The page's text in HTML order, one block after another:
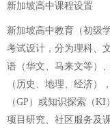
新加坡高中课程设置
新加坡高中教育（初级
考试设计，分为理科、
语（华文、马来文等）
（历史、地理、经济）
（GP）或知识探索（
项目研究、社区服务及